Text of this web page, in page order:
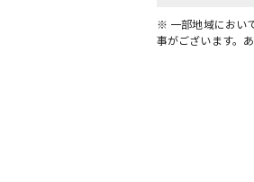
※ 一部地域におい
事がございます。